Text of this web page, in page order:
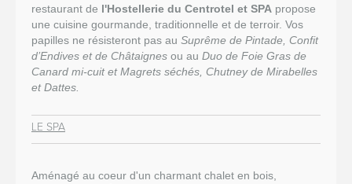
restaurant de l'Hostellerie du Centrotel et SPA propose
une cuisine gourmande, traditionnelle et de terroir. Vos
papilles ne résisteront pas au Suprême de Pintade, Confit
d’Endives et de Châtaignes ou au Duo de Foie Gras de
Canard mi-cuit et Magrets séchés, Chutney de Mirabelles
et Dattes.
LE SPA
Aménagé au coeur d'un charmant chalet en bois,